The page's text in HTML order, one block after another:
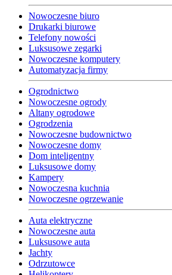
Nowoczesne biuro
Drukarki biurowe
Telefony nowości
Luksusowe zegarki
Nowoczesne komputery
Automatyzacja firmy
Ogrodnictwo
Nowoczesne ogrody
Altany ogrodowe
Ogrodzenia
Nowoczesne budownictwo
Nowoczesne domy
Dom inteligentny
Luksusowe domy
Kampery
Nowoczesna kuchnia
Nowoczesne ogrzewanie
Auta elektryczne
Nowoczesne auta
Luksusowe auta
Jachty
Odrzutowce